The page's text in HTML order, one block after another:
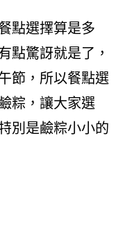
點選擇算是多
點驚訝就是了，
節，所以餐點選
粽，讓大家選
別是鹼粽小小的